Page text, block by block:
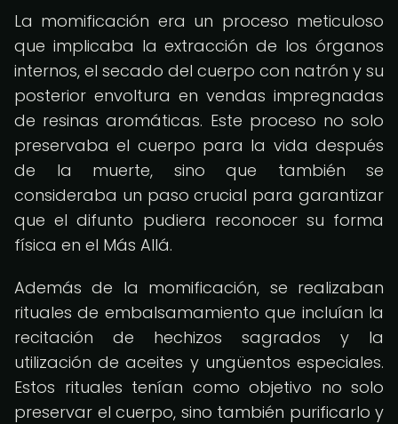
La momificación era un proceso meticuloso
que implicaba la extracción de los órganos
internos, el secado del cuerpo con natrón y su
posterior envoltura en vendas impregnadas
de resinas aromáticas. Este proceso no solo
preservaba el cuerpo para la vida después
de la muerte, sino que también se
consideraba un paso crucial para garantizar
que el difunto pudiera reconocer su forma
física en el Más Allá.
Además de la momificación, se realizaban
rituales de embalsamamiento que incluían la
recitación de hechizos sagrados y la
utilización de aceites y ungüentos especiales.
Estos rituales tenían como objetivo no solo
preservar el cuerpo, sino también purificarlo y